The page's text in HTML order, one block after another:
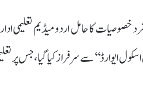
کا حامل اردو میڈیم تعلیمی
ایوارڈ‘‘ سے سرفراز کیا گیا، جس پر